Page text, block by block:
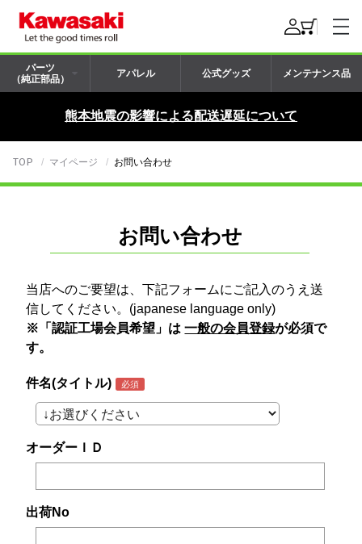
パーツ
（純正部品）
アパレル 公式グッズ メンテナンス品
熊本地震の影響による配送遅延について
TOP マイページ お問い合わせ
お問い合わせ
当店へのご要望は、下記フォームにご記入のうえ送
信してください。(japanese language only)
※「認証工場会員希望」は一般の会員登録が必須で
す。
件名(タイトル)
オーダーＩＤ
出荷No